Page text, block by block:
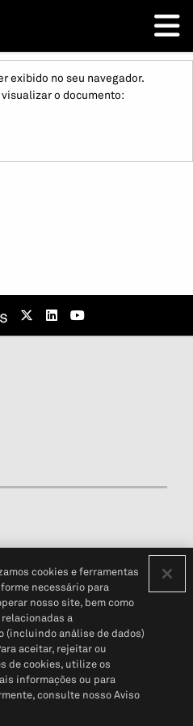
exibido no seu navegador.
o documento:
do cliente (em inglês)
© 2026 S&P Global
cookies e ferramentas
necessário para
nosso site, bem como
a
(incluindo análise de dados)
aceitar, rejeitar ou
de cookies, utilize os
informações ou para
consulte nosso Aviso